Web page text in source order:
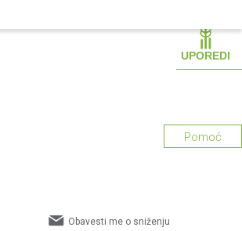
UPOREDI
Obavesti me o sniženju
Pomoć